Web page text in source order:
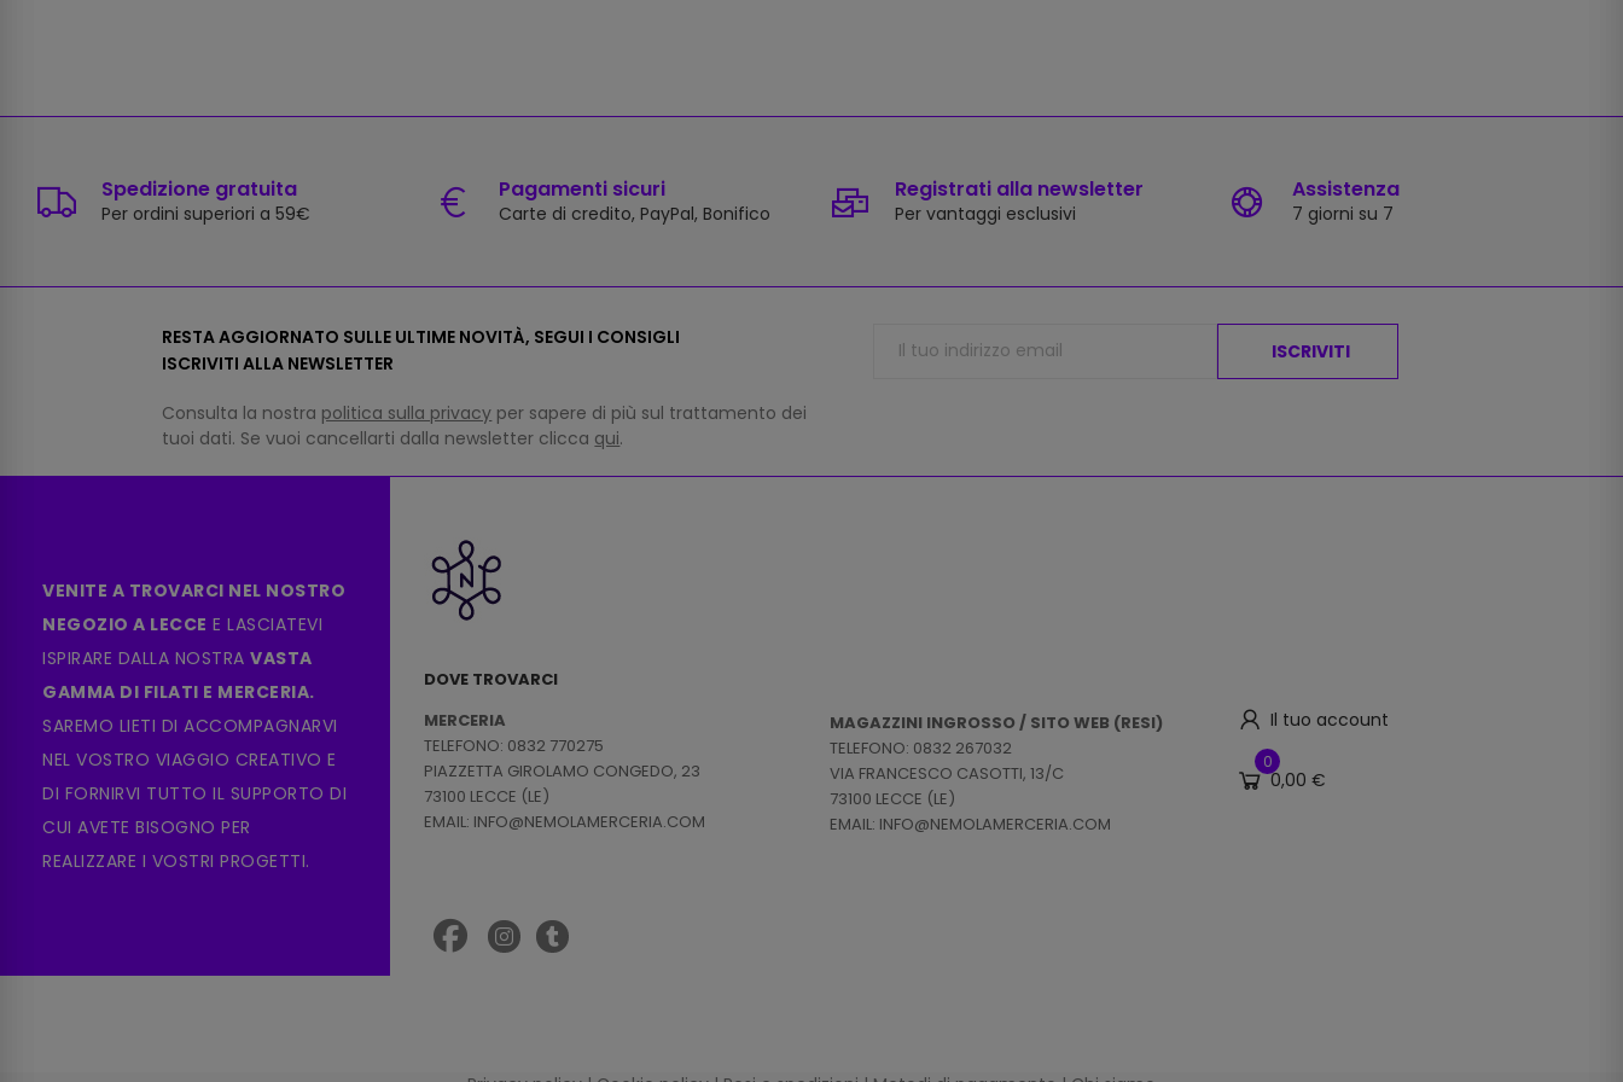
Spedizione gratuita
Per ordini superiori a 59€
Pagamenti sicuri
Carte di credito, PayPal, Bonifico
Registrati alla newsletter
Per vantaggi esclusivi
Assistenza
7 giorni su 7
RESTA AGGIORNATO SULLE ULTIME NOVITÀ, SEGUI I CONSIGLI
ISCRIVITI ALLA NEWSLETTER
Consulta la nostra politica sulla privacy per sapere di più sul trattamento dei
tuoi dati. Se vuoi cancellarti dalla newsletter clicca qui.
ISCRIVITI
VENITE A TROVARCI NEL NOSTRO
NEGOZIO A LECCE E LASCIATEVI
ISPIRARE DALLA NOSTRA VASTA
GAMMA DI FILATI E MERCERIA.
SAREMO LIETI DI ACCOMPAGNARVI
NEL VOSTRO VIAGGIO CREATIVO E
DI FORNIRVI TUTTO IL SUPPORTO DI
CUI AVETE BISOGNO PER
REALIZZARE I VOSTRI PROGETTI.
DOVE TROVARCI
MERCERIA
TELEFONO: 0832 770275
PIAZZETTA GIROLAMO CONGEDO, 23
73100 LECCE (LE)
EMAIL: INFO@NEMOLAMERCERIA.COM
MAGAZZINI INGROSSO / SITO WEB (RESI)
TELEFONO: 0832 267032
VIA FRANCESCO CASOTTI, 13/C
73100 LECCE (LE)
EMAIL: INFO@NEMOLAMERCERIA.COM
Il tuo account
0
0,00 €